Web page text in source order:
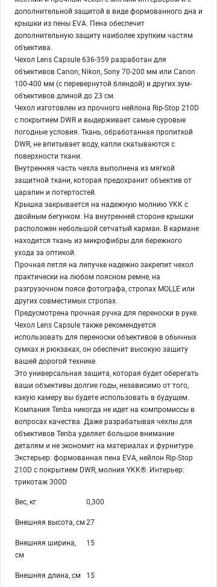
дополнительной защитой в виде формованного дна и
крышки из пены EVA. Пена обеспечит
дополнительную защиту наиболее хрупким частям
объектива.
Чехол Lens Capsule 636-359 разработан для
объективов Canon, Nikon, Sony 70-200 мм или Canon
100-400 мм (с перевернутой блендой) и других зум-
объективов длиной до 23 см.
Чехол изготовлен из прочного нейлона Rip-Stop 210D
с покрытием DWR и выдерживает самые суровые
погодные условия. Ткань, обработанная пропиткой
DWR, не впитывает воду, капли скатываются с
поверхности ткани.
Внутренняя часть чехла выполнена из мягкой
защитной ткани, которая предохранит объектив от
царапин и потертостей.
Крышка закрывается на надежную молнию YKK с
двойным бегунком. На внутренней стороне крышки
расположен небольшой сетчатый карман. В кармане
находится ткань из микрофибры для бережного
ухода за оптикой.
Прочная петля на липучке надежно закрепит чехол
практически на любом поясном ремне, на
разгрузочном поясе фотографа, стропах MOLLE или
других совместимых стропах.
Предусмотрена прочная ручка для переноски в руке.
Чехол Lens Capsule также рекомендуется
использовать для переноски объективов в обычных
сумках и рюкзаках, он обеспечит высокую защиту
вашей дорогой технике.
Это универсальная защита, которая будет оберегать
ваши объективы долгие годы, независимо от того,
какую камеру вы будете использовать в будущем.
Компания Tenba никогда не идет на компромиссы в
вопросах качества. Даже разрабатывая чехлы для
объективов Tenba уделяет большое внимание
деталям и не экономит на материалах и фурнитуре.
Экстерьер: формованная пена EVA, нейлон Rip-Stop
210D с покрытием DWR, молния YKK®. Интерьер:
трикотаж 300D
Вес, кг 0,300
Внешняя высота, см27
Внешняя ширина,
см
15
Внешняя длина, см 15